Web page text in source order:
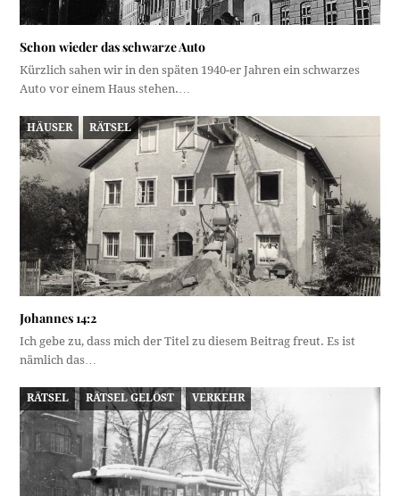
Schon wieder das schwarze Auto
Kürzlich sahen wir in den späten 1940-er Jahren ein schwarzes
Auto vor einem Haus stehen.…
HÄUSER RÄTSEL
Johannes 14:2
Ich gebe zu, dass mich der Titel zu diesem Beitrag freut. Es ist
nämlich das…
RÄTSEL RÄTSEL GELÖST VERKEHR